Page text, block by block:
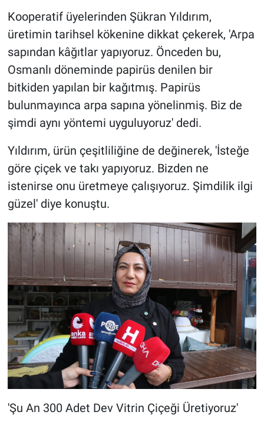
Kooperatif üyelerinden Şükran Yıldırım,
üretimin tarihsel kökenine dikkat çekerek, 'Arpa
sapından kâğıtlar yapıyoruz. Önceden bu,
Osmanlı döneminde papirüs denilen bir
bitkiden yapılan bir kağıtmış. Papirüs
bulunmayınca arpa sapına yönelinmiş. Biz de
şimdi aynı yöntemi uyguluyoruz' dedi.
Yıldırım, ürün çeşitliliğine de değinerek, 'İsteğe
göre çiçek ve takı yapıyoruz. Bizden ne
istenirse onu üretmeye çalışıyoruz. Şimdilik ilgi
güzel' diye konuştu.
'Şu An 300 Adet Dev Vitrin Çiçeği Üretiyoruz'